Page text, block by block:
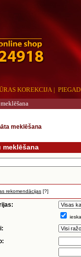
KOREKCIJA|
meklēšana
meklēšana
rekomendācijas [?]